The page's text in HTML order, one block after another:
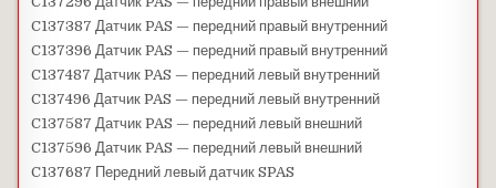
C137387 Датчик PAS — передний правый внутренний
C137396 Датчик PAS — передний правый внутренний
C137487 Датчик PAS — передний левый внутренний
C137496 Датчик PAS — передний левый внутренний
C137587 Датчик PAS — передний левый внешний
C137596 Датчик PAS — передний левый внешний
C137687 Передний левый датчик SPAS